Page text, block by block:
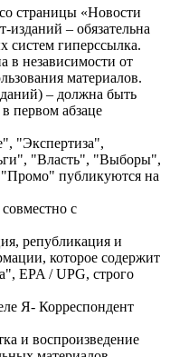
страницы «Новости
– обязательна
систем гиперссылка.
в независимости от
материалов.
– должна быть
первом абзаце
"Экспертиза",
"Власть", "Выборы",
публикуются на
с
републикация и
которое содержит
EPA / UPG, строго
Я- Корреспондент
и воспроизведение